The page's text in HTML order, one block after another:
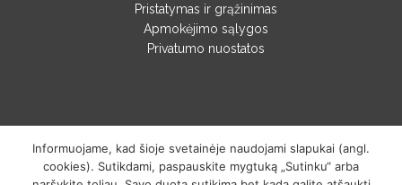
Pristatymas ir grąžinimas
Apmokėjimo sąlygos
Privatumo nuostatos
SukurtaPictureIDeas
Informuojame, kad šioje svetainėje naudojami slapukai (angl.
cookies). Sutikdami, paspauskite mygtuką „Sutinku“ arba